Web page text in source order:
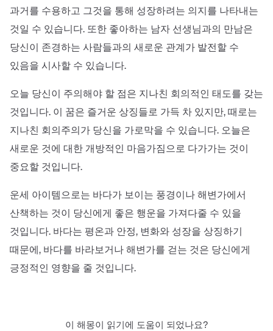
과거를 수용하고 그것을 통해 성장하려는 의지를 나타내는
것일 수 있습니다. 또한 좋아하는 남자 선생님과의 만남은
당신이 존경하는 사람들과의 새로운 관계가 발전할 수
있음을 시사할 수 있습니다.
오늘 당신이 주의해야 할 점은 지나친 회의적인 태도를 갖는
것입니다. 이 꿈은 즐거운 상징들로 가득 차 있지만, 때로는
지나친 회의주의가 당신을 가로막을 수 있습니다. 오늘은
새로운 것에 대한 개방적인 마음가짐으로 다가가는 것이
중요할 것입니다.
운세 아이템으로는 바다가 보이는 풍경이나 해변가에서
산책하는 것이 당신에게 좋은 행운을 가져다줄 수 있을
것입니다. 바다는 평온과 안정, 변화와 성장을 상징하기
때문에, 바다를 바라보거나 해변가를 걷는 것은 당신에게
긍정적인 영향을 줄 것입니다.
이 해몽이 읽기에 도움이 되었나요?